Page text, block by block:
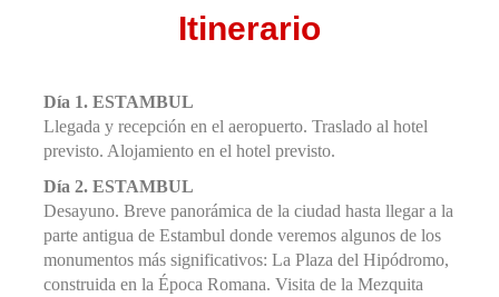
Itinerario
Día 1. ESTAMBUL
Llegada y recepción en el aeropuerto. Traslado al hotel
previsto. Alojamiento en el hotel previsto.
Día 2. ESTAMBUL
Desayuno. Breve panorámica de la ciudad hasta llegar a la
parte antigua de Estambul donde veremos algunos de los
monumentos más significativos: La Plaza del Hipódromo,
construida en la Época Romana. Visita de la Mezquita